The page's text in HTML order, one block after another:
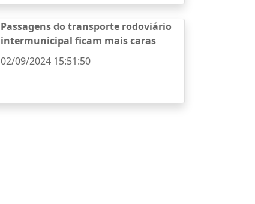
Passagens do transporte rodoviário
intermunicipal ficam mais caras
02/09/2024 15:51:50